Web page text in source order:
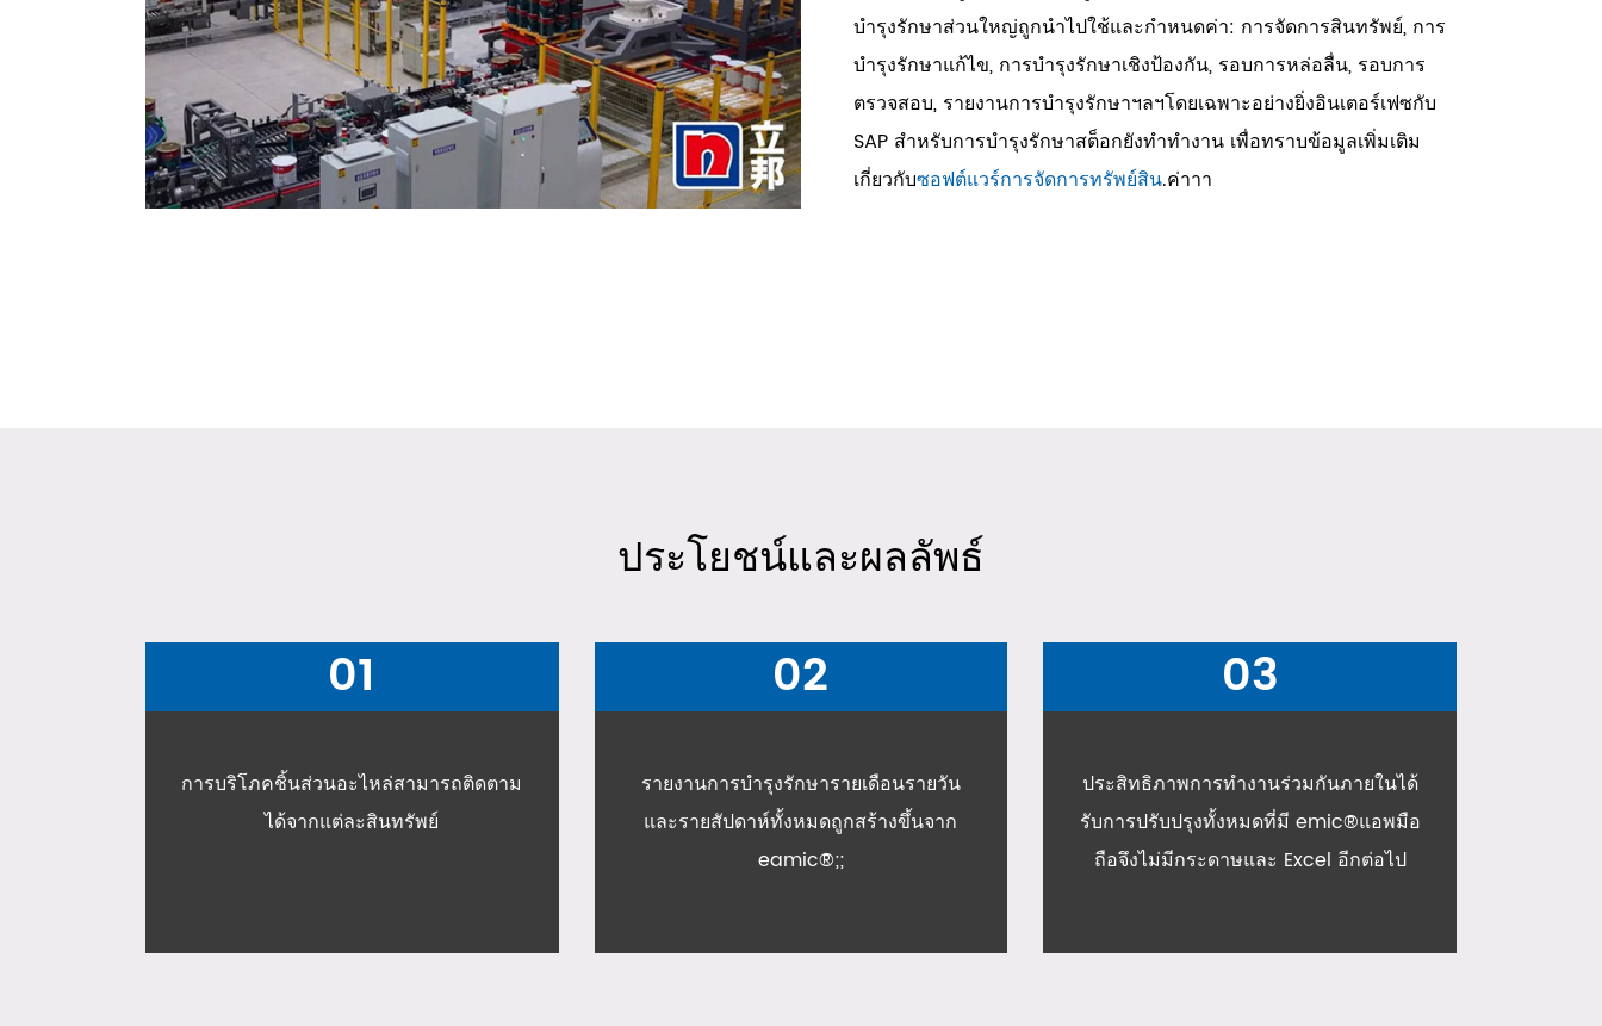
บำรุงรักษาส่วนใหญ่ถูกนำไปใช้และกำหนดค่า: การจัดการสินทรัพย์, การ
บำรุงรักษาแก้ไข, การบำรุงรักษาเชิงป้องกัน, รอบการหล่อลื่น, รอบการ
ตรวจสอบ, รายงานการบำรุงรักษาฯลฯโดยเฉพาะอย่างยิ่งอินเตอร์เฟซกับ
SAP สำหรับการบำรุงรักษาสต็อกยังทำทำงาน เพื่อทราบข้อมูลเพิ่มเติม
เกี่ยวกับซอฟต์แวร์การจัดการทรัพย์สิน.ค่าาา
ประโยชน์และผลลัพธ์
02
รายงานการบำรุงรักษารายเดือนรายวัน
และรายสัปดาห์ทั้งหมดถูกสร้างขึ้นจาก
03
ประสิทธิภาพการทำงานร่วมกันภายในได้
รับการปรับปรุงทั้งหมดที่มี emic®แอพมือ
ถือจึงไม่มีกระดาษและ Excel อีกต่อไป
04
การดำเนินการที่ดีขึ้นและมีคุณภาพสูง
ของงานบำรุงรักษาเชิงป้องกัน